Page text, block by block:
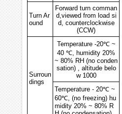
Turn Ar
ound
Forward turn comman
d,viewed from load si
d, counterclockwise
(CCW)
Surroun
dings
Temperature -20℃ ~
40 ℃, humidity 20%
~ 80% RH (no conden
sation) , altitude belo
w 1000
Temperature - 20℃ ~
60℃, (no freezing) hu
midity 20% ~ 80% R